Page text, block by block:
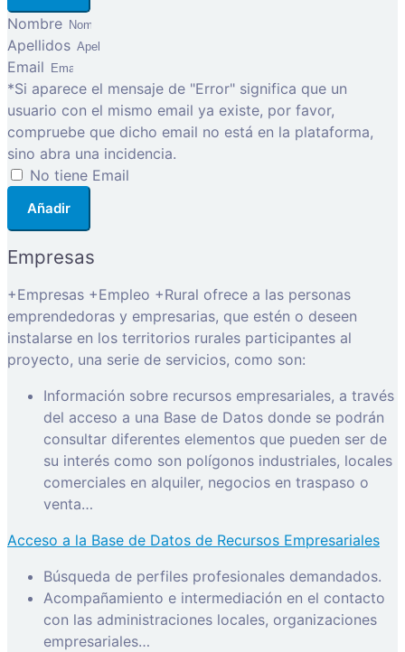
Nombre
Apellidos
Email
*Si aparece el mensaje de "Error" significa que un
usuario con el mismo email ya existe, por favor,
compruebe que dicho email no está en la plataforma,
sino abra una incidencia.
No tiene Email
Añadir
Empresas
+Empresas +Empleo +Rural ofrece a las personas
emprendedoras y empresarias, que estén o deseen
instalarse en los territorios rurales participantes al
proyecto, una serie de servicios, como son:
Información sobre recursos empresariales, a través
del acceso a una Base de Datos donde se podrán
consultar diferentes elementos que pueden ser de
su interés como son polígonos industriales, locales
comerciales en alquiler, negocios en traspaso o
venta…
Acceso a la Base de Datos de Recursos Empresariales
Búsqueda de perfiles profesionales demandados.
Acompañamiento e intermediación en el contacto
con las administraciones locales, organizaciones
empresariales…